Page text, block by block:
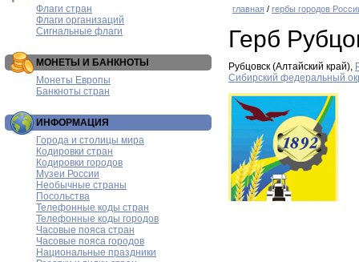
Флаги стран
Флаги организаций
Сигнальные флаги
МОНЕТЫ И БАНКНОТЫ
Монеты Европы
Банкноты стран
ИНФОРМАЦИЯ
Города и столицы мира
Кодировки стран
Кодировки городов
Музеи России
Необычные страны
Посольства
Телефонные коды стран
Телефонные коды городов
Часовые пояса стран
Часовые пояса городов
Национальные праздники
главная / гербы городов
Герб
Рубцовск (Алтайский край),
Сибирский федеральный